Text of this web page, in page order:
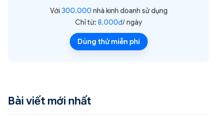
Với 300.000 nhà kinh doanh sử dụng
Chỉ từ: 8.000đ/ ngày
Dùng thử miễn phí
Bài viết mới nhất